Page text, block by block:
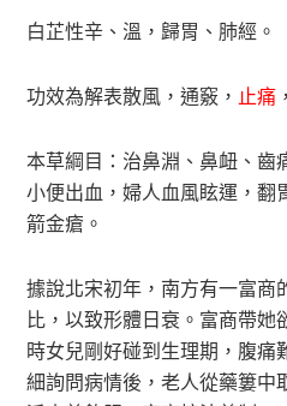
白芷性辛、溫，歸胃、肺經。
功效為解表散風，通竅， 止痛
本草綱目：治鼻淵、鼻衄、齒
小便出血，婦人血風眩運，翻
箭金瘡。
據說北宋初年，南方有一富商
比，以致形體日衰。富商帶她
時女兒剛好碰到生理期，腹痛
細詢問病情後，老人從藥簍中